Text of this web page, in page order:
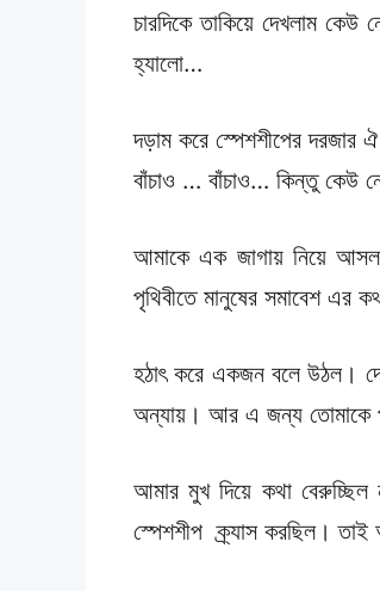
চারদিকে তাকিয়ে দেখলাম
হ্যালো…
দড়াম করে স্পেশশীপের দরজার
বাঁচাও … বাঁচাও… কিন্তু কেউ
আমাকে এক জাগায় নিয়ে
পৃথিবীতে মানুষের সমাবেশ এর
হঠাৎ করে একজন বলে উঠল।
অন্যায়। আর এ জন্য তোমাকে
আমার মুখ দিয়ে কথা
স্পেশশীপ ক্র্যাস করছিল। তাই